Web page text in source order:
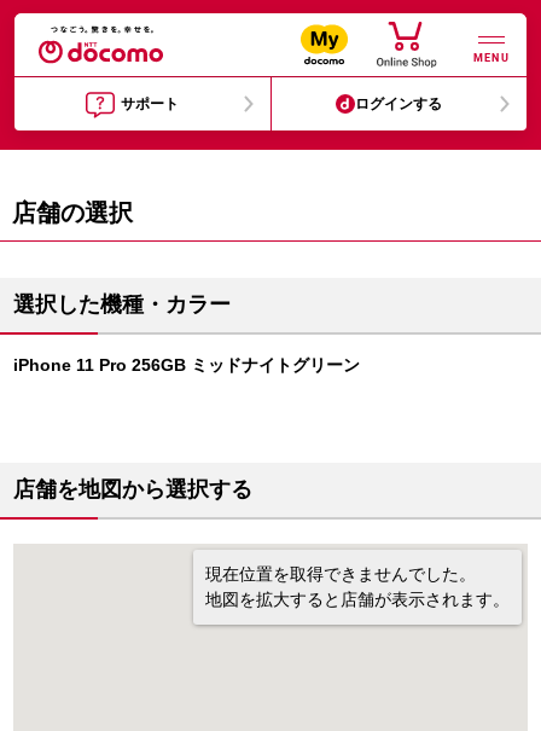
MENU
サポート ログインする
店舗の選択
選択した機種・カラー
iPhone 11 Pro 256GB ミッドナイトグリーン
店舗を地図から選択する
現在位置を取得できませんでした。
地図を拡大すると店舗が表示されます。